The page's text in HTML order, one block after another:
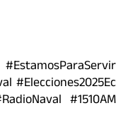
#Elecciones2025Ec
#1510AM